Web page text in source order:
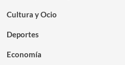
Cultura y Ocio
Deportes
Economía